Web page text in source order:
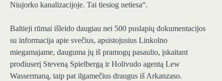
Niujorko kanalizacijoje. Tai tiesiog netiesa“.
Baltieji rūmai išleido daugiau nei 500 puslapių dokumentacijos
su informacija apie svečius, apsistojusius Linkolno
miegamajame, dauguma jų iš pramogų pasaulio, įskaitant
prodiuserį Steveną Spielbergą ir Holivudo agentą Lew
Wassermaną, taip pat ilgamečius draugus iš Arkanzaso.